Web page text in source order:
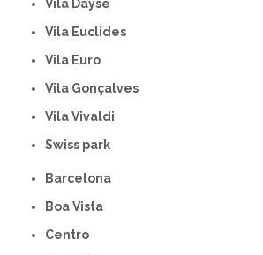
Vila Dayse
Vila Euclides
Vila Euro
Vila Gonçalves
Vila Vivaldi
swiss park
Barcelona
Boa Vista
Centro